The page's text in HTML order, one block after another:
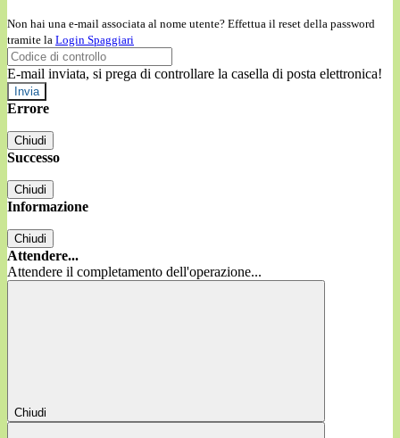
Non hai una e-mail associata al nome utente? Effettua il reset della password
tramite la Login Spaggiari
E-mail inviata, si prega di controllare la casella di posta elettronica!
Errore
Chiudi
Successo
Chiudi
Informazione
Chiudi
Attendere...
Attendere il completamento dell'operazione...
Chiudi